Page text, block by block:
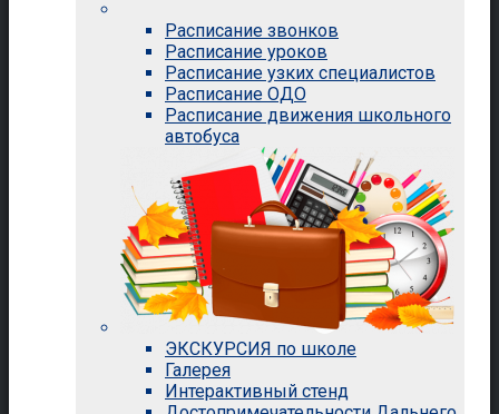
Расписание звонков
Расписание уроков
Расписание узких специалистов
Расписание ОДО
Расписание движения школьного
автобуса
ЭКСКУРСИЯ по школе
Галерея
Интерактивный стенд